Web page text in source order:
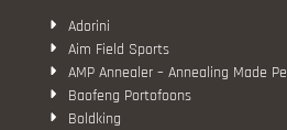
Adorini
Aim Field Sports
AMP Annealer – Annealing Made Pe
Baofeng Portofoons
Boldking